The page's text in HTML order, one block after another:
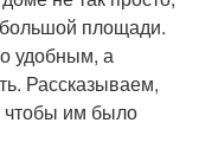
площади.
удобным, а
Рассказываем,
чтобы им было